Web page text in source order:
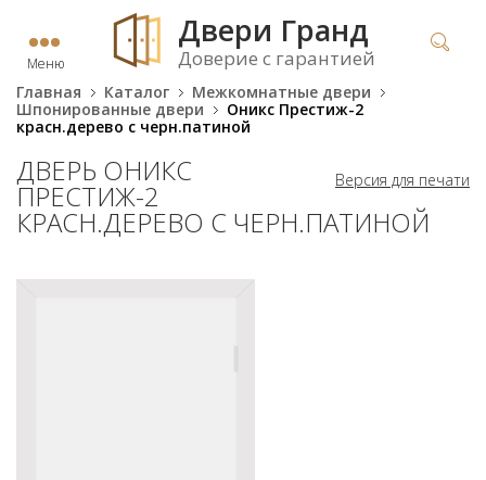
Меню
Двери Гранд
Доверие с гарантией
Главная Каталог
Межкомнатные двери
Шпонированные двери
Оникс Престиж-2
красн.дерево с черн.патиной
Версия для печати
ДВЕРЬ ОНИКС
ПРЕСТИЖ-2
КРАСН.ДЕРЕВО С ЧЕРН.ПАТИНОЙ